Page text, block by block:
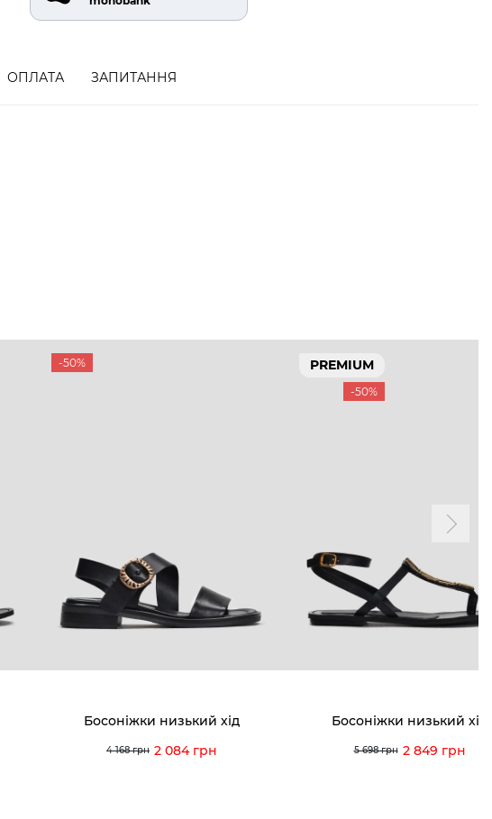
ОПЛАТА ЗАПИТАННЯ
-50%
Босоніжки низький хід
4 168 грн 2 084 грн
PREMIUM
-50%
Босоніжки низький хід
5 698 грн 2 849 грн